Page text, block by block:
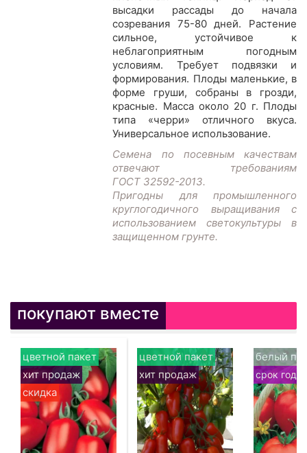
высадки рассады до начала
созревания 75-80 дней. Растение
сильное, устойчивое к
неблагоприятным погодным
условиям. Требует подвязки и
формирования. Плоды маленькие, в
форме груши, собраны в грозди,
красные. Масса около 20 г. Плоды
типа «черри» отличного вкуса.
Универсальное использование.
Семена по посевным качествам
отвечают требованиям
ГОСТ 32592-2013.
Пригодны для промышленного
круглогодичного выращивания с
использованием светокультуры в
защищенном грунте.
покупают вместе
цветной пакет
хит продаж
скидка
цветной пакет
хит продаж
белый
срок